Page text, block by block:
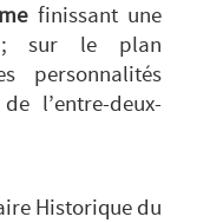
finissant une
; sur le plan
personnalités
de l’entre-deux-
Historique du